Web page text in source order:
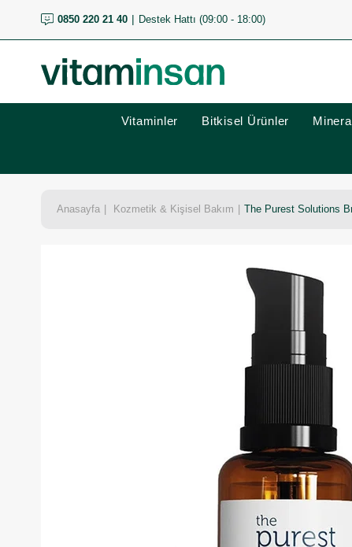
0850 220 21 40 Destek Hattı (09:00 - 18:00)
Vitaminler Bitkisel Ürünler
Anasayfa Kozmetik & Kişisel Bakım The Purest Solutions